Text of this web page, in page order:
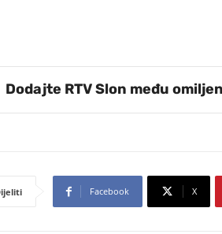
Dodajte RTV Slon među
Facebook X